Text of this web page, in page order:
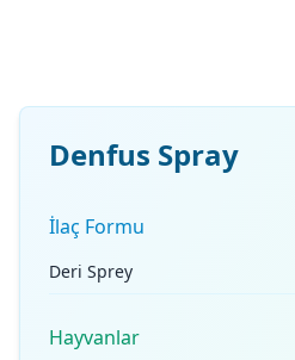
Denfus Spray
İlaç Formu
Deri Sprey
Hayvanlar